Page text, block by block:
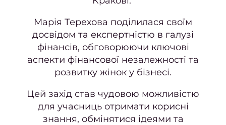
Марія Терехова поділилася своїм
досвідом та експертністю в галузі
фінансів, обговорюючи ключові
аспекти фінансової незалежності та
розвитку жінок у бізнесі.
Цей захід став чудовою можливістю
для учасниць отримати корисні
знання, обмінятися ідеями та